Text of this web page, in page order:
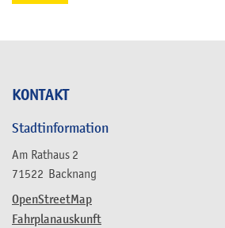
KONTAKT
Stadtinformation
Am Rathaus 2
71522 Backnang
OpenStreetMap
Fahrplanauskunft